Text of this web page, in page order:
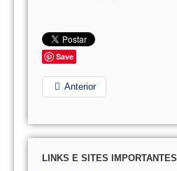
Save
Anterior
LINKS E SITES IMPORTANTES